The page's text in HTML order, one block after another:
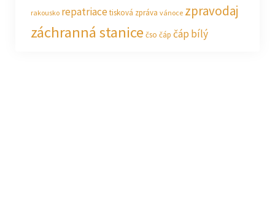
rakousko repatriacetisková zpráva vánoce zpravodaj
záchranná stanice čso čáp čáp bílý